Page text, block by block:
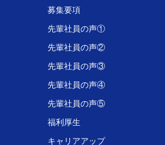
募集要項
先輩社員の声①
先輩社員の声②
先輩社員の声③
先輩社員の声④
先輩社員の声⑤
福利厚生
キャリアアップ